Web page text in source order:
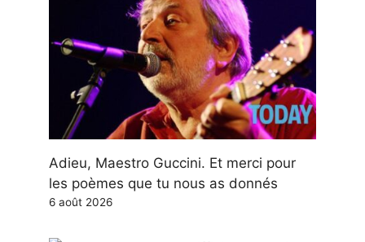
Adieu, Maestro Guccini. Et merci pour
les poèmes que tu nous as donnés
6 août 2026